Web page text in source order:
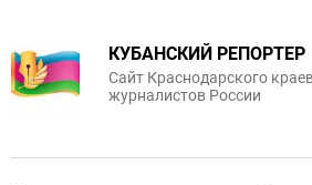
КУБАНСКИЙ РЕПОРТЕР
Сайт Краснодарского
журналистов России